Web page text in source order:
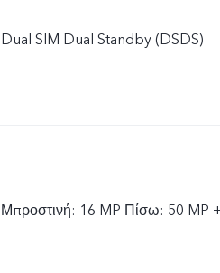
Dual SIM Dual Standby (DSDS)
Μπροστινή: 16 MP Πίσω: 50 MP